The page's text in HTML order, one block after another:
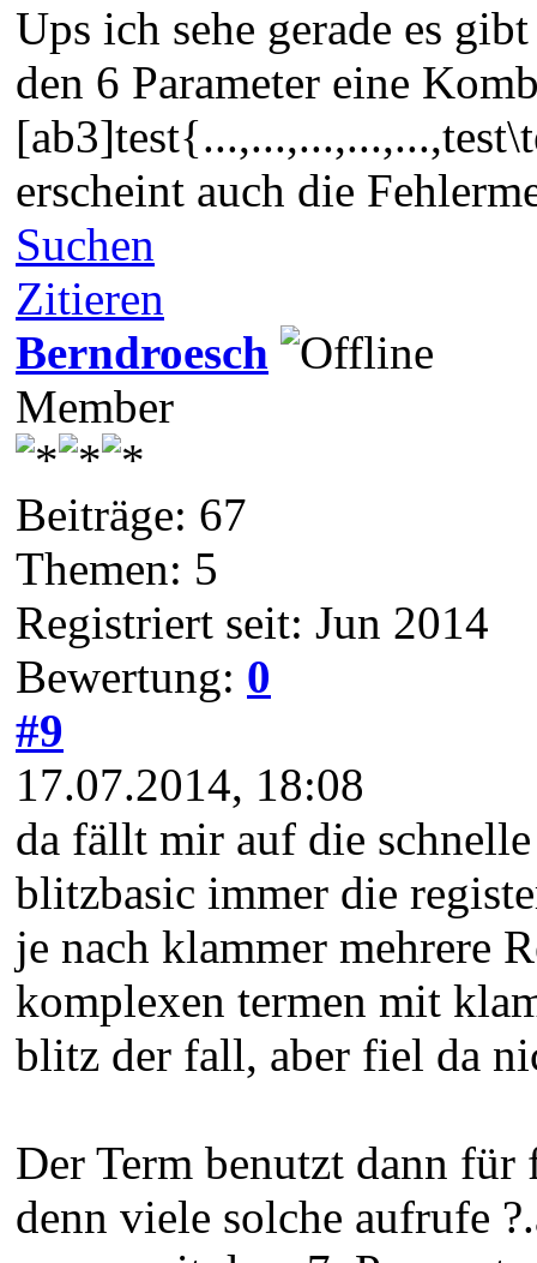
Ups ich sehe gerade es
den 6 Parameter eine
erscheint auch die
Suchen
Zitieren
Berndroesch
Member
Beiträge: 67
Themen: 5
Registriert seit: Jun 2014
Bewertung: 0
#9
17.07.2014, 18:08
da fällt mir auf die
blitzbasic immer die
je nach klammer mehrere
komplexen termen mit
blitz der fall, aber fiel da
Der Term benutzt dann für
denn viele solche aufrufe